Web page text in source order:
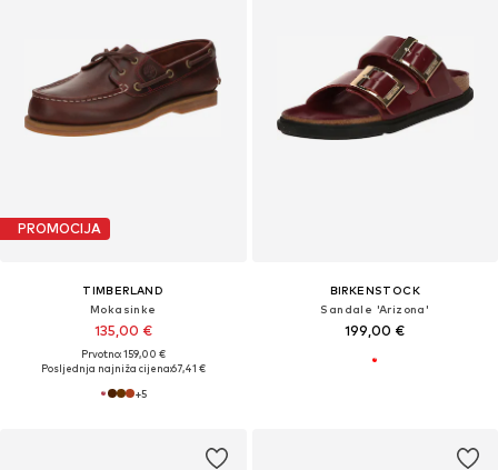
PROMOCIJA
TIMBERLAND
Mokasinke
135,00 €
Prvotno: 159,00 €
Posljednja najniža cijena:67,41 €
+5
BIRKENSTOCK
Sandale 'Arizona'
199,00 €